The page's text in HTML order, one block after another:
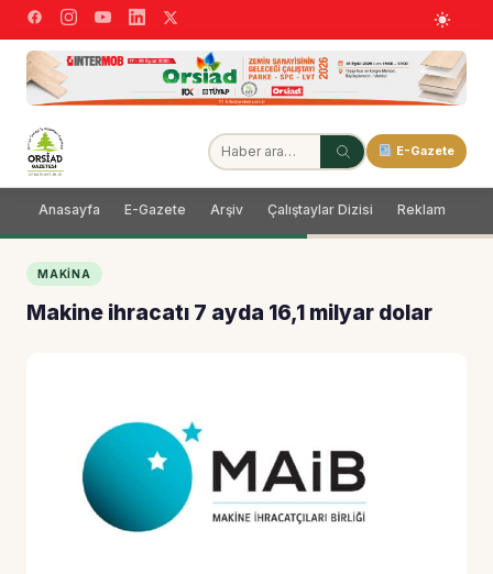
E-Gazete
Anasayfa E-Gazete Arşiv Çalıştaylar Dizisi Reklam
MAKINA
Makine ihracatı 7 ayda 16,1 milyar dolar